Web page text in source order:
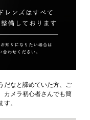
だなと諦めていた方、ご
カメラ初心者さんでも簡
。